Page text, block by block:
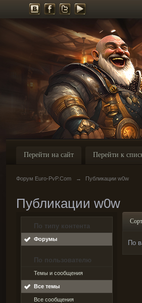
Перейти на сайт Перейти к
Форум Euro-PvP.Com → Публикации w0w
Публикации w0w
По типу контента
Форумы
По пользователю
Темы и сообщения
Все темы
Все сообщения
По